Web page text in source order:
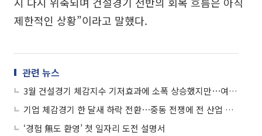
제한적인 상황”이라고 말했다.
관련 뉴스
3월 건설경기 체감지수 기저효과에 소폭 상승했지만⋯여전히 '부정적'
기업 체감경기 한 달새 하락 전환⋯중동 전쟁에 전 산업 전망 '싸늘'
‘경험 無도 환영’ 첫 일자리 도전 설명서